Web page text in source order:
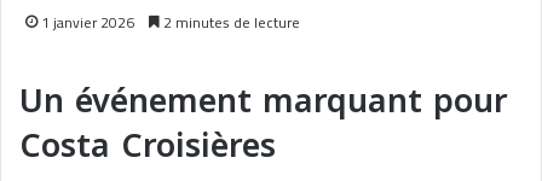
1 janvier 2026 2 minutes de lecture
Un événement marquant pour
Costa Croisières